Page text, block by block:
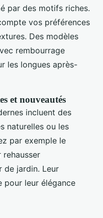
par des motifs riches.
vos préférences
Des modèles
rembourrage
les longues après-
et nouveautés
incluent des
naturelles ou les
par exemple le
de jardin. Leur
pour leur élégance